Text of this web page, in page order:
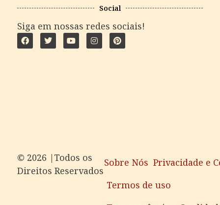
Social
Siga em nossas redes sociais!
©️ 2026 |Todos os
Direitos Reservados
Sobre Nós Privacidade e
Termos de uso